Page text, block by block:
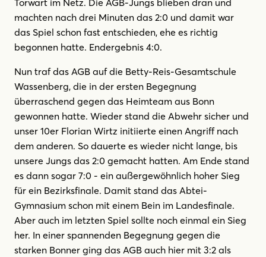
machten nach drei Minuten das 2:0 und damit war
das Spiel schon fast entschieden, ehe es richtig
begonnen hatte. Endergebnis 4:0.
Nun traf das AGB auf die Betty-Reis-Gesamtschule
Wassenberg, die in der ersten Begegnung
überraschend gegen das Heimteam aus Bonn
gewonnen hatte. Wieder stand die Abwehr sicher und
unser 10er Florian Wirtz initiierte einen Angriff nach
dem anderen. So dauerte es wieder nicht lange, bis
unsere Jungs das 2:0 gemacht hatten. Am Ende stand
es dann sogar 7:0 - ein außergewöhnlich hoher Sieg
für ein Bezirksfinale. Damit stand das Abtei-
Gymnasium schon mit einem Bein im Landesfinale.
Aber auch im letzten Spiel sollte noch einmal ein Sieg
her. In einer spannenden Begegnung gegen die
starken Bonner ging das AGB auch hier mit 3:2 als